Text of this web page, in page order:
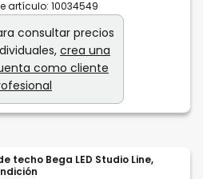
artículo: 10034549
consultar precios
crea una
como cliente
techo Bega LED Studio Line,